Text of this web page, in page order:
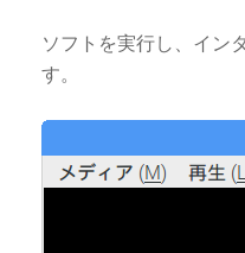
ソフトを実行し、イン
す。